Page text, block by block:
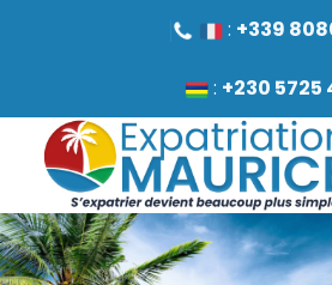
: +339
: +230 5725